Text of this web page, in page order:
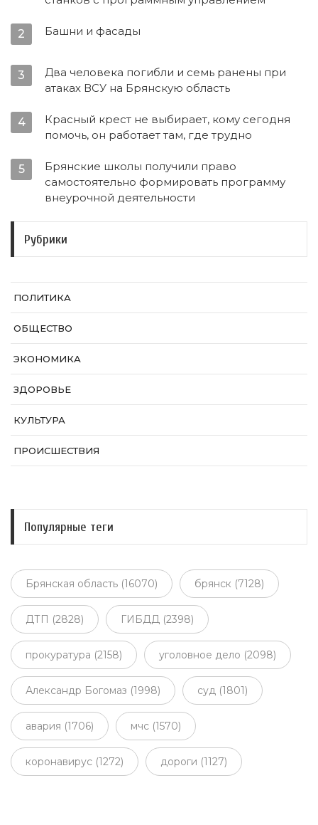
2 Башни и фасады
3
Два человека погибли и семь ранены при
атаках ВСУ на Брянскую область
4
Красный крест не выбирает, кому сегодня
помочь, он работает там, где трудно
5
Брянские школы получили право
самостоятельно формировать программу
внеурочной деятельности
Рубрики
ПОЛИТИКА
ОБЩЕСТВО
ЭКОНОМИКА
ЗДОРОВЬЕ
КУЛЬТУРА
ПРОИСШЕСТВИЯ
Популярные теги
Брянская область (16070) брянск (7128)
ДТП (2828) ГИБДД (2398)
прокуратура (2158) уголовное дело (2098)
Александр Богомаз (1998) суд (1801)
авария (1706) мчс (1570)
коронавирус (1272) дороги (1127)